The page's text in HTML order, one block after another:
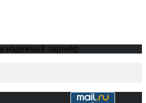
надёжный партнёр